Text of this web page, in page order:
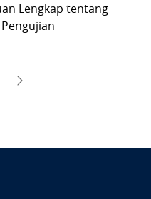
Lengkap tentang